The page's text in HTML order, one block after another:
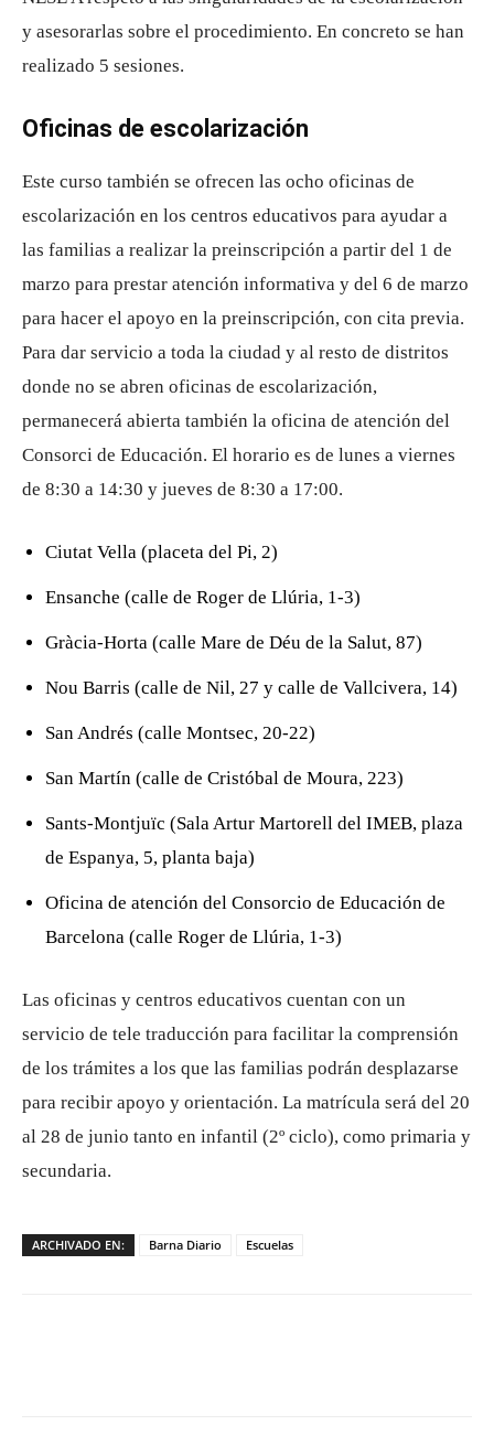
y asesorarlas sobre el procedimiento. En concreto se han
realizado 5 sesiones.
Oficinas de escolarización
Este curso también se ofrecen las ocho oficinas de
escolarización en los centros educativos para ayudar a
las familias a realizar la preinscripción a partir del 1 de
marzo para prestar atención informativa y del 6 de marzo
para hacer el apoyo en la preinscripción, con cita previa.
Para dar servicio a toda la ciudad y al resto de distritos
donde no se abren oficinas de escolarización,
permanecerá abierta también la oficina de atención del
Consorci de Educación. El horario es de lunes a viernes
de 8:30 a 14:30 y jueves de 8:30 a 17:00.
Ciutat Vella (placeta del Pi, 2)
Ensanche (calle de Roger de Llúria, 1-3)
Gràcia-Horta (calle Mare de Déu de la Salut, 87)
Nou Barris (calle de Nil, 27 y calle de Vallcivera, 14)
San Andrés (calle Montsec, 20-22)
San Martín (calle de Cristóbal de Moura, 223)
Sants-Montjuïc (Sala Artur Martorell del IMEB, plaza
de Espanya, 5, planta baja)
Oficina de atención del Consorcio de Educación de
Barcelona (calle Roger de Llúria, 1-3)
Las oficinas y centros educativos cuentan con un
servicio de tele traducción para facilitar la comprensión
de los trámites a los que las familias podrán desplazarse
para recibir apoyo y orientación. La matrícula será del 20
al 28 de junio tanto en infantil (2º ciclo), como primaria y
secundaria.
ARCHIVADO EN: Barna Diario Escuelas